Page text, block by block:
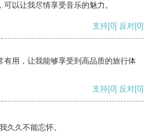
以让我尽情享受音乐的魅力。
支持[0] 反对[0]
有用，让我能够享受到高品质的旅行体
支持[0] 反对[0]
久久不能忘怀。